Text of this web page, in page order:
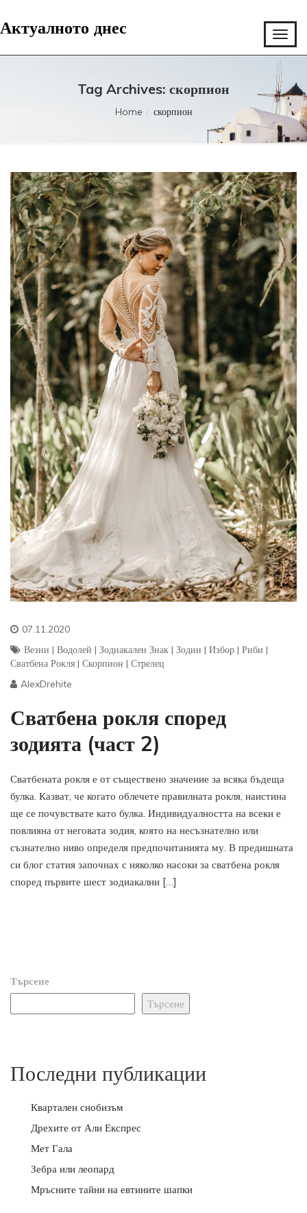
Актуалното днес
Tag Archives: скорпион
Home скорпион
07.11.2020
Везни | Водолей | Зодиакален Знак | Зодии | Избор | Риби |
Сватбена Рокля | Скорпион | Стрелец
AlexDrehite
Сватбена рокля според
зодията (част 2)
Сватбената рокля е от съществено значение за всяка бъдеща
булка. Казват, че когато облечете правилната рокля, наистина
ще се почувствате като булка. Индивидуалността на всеки е
повлияна от неговата зодия, която на несъзнателно или
съзнателно ниво определя предпочитанията му. В предишната
си блог статия започнах с няколко насоки за сватбена рокля
според първите шест зодиакални […]
Търсене
Търсене
Последни публикации
Квартален снобизъм
Дрехите от Али Експрес
Мет Гала
Зебра или леопард
Мръсните тайни на евтините шапки